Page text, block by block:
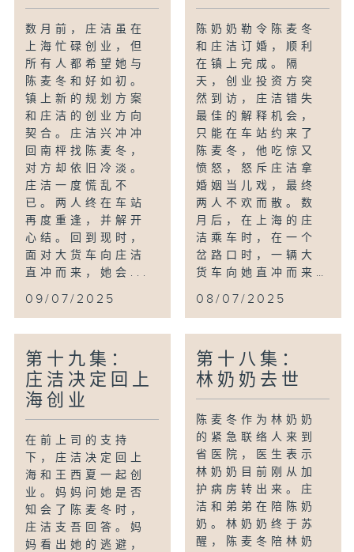
数月前，庄洁虽在
上海忙碌创业，但
所有人都希望她与
陈麦冬和好如初。
镇上新的规划方案
和庄洁的创业方向
契合。庄洁兴冲冲
回南枰找陈麦冬，
对方却依旧冷淡。
庄洁一度慌乱不
已。两人终在车站
再度重逢，并解开
心结。回到现时，
面对大货车向庄洁
直冲而来，她会...
09/07/2025
陈奶奶勒令陈麦冬
和庄洁订婚，顺利
在镇上完成。隔
天，创业投资方突
然到访，庄洁错失
最佳的解释机会，
只能在车站约来了
陈麦冬，他吃惊又
愤怒，怒斥庄洁拿
婚姻当儿戏，最终
两人不欢而散。数
月后，在上海的庄
洁乘车时，在一个
岔路口时，一辆大
货车向她直冲而来…
08/07/2025
第十九集：
庄洁决定回上
海创业
在前上司的支持
下，庄洁决定回上
海和王西夏一起创
业。妈妈问她是否
知会了陈麦冬时，
庄洁支吾回答。妈
妈看出她的逃避，
第十八集：
林奶奶去世
陈麦冬作为林奶奶
的紧急联络人来到
省医院，医生表示
林奶奶目前刚从加
护病房转出来。庄
洁和弟弟在陪陈奶
奶。林奶奶终于苏
醒，陈麦冬陪林奶